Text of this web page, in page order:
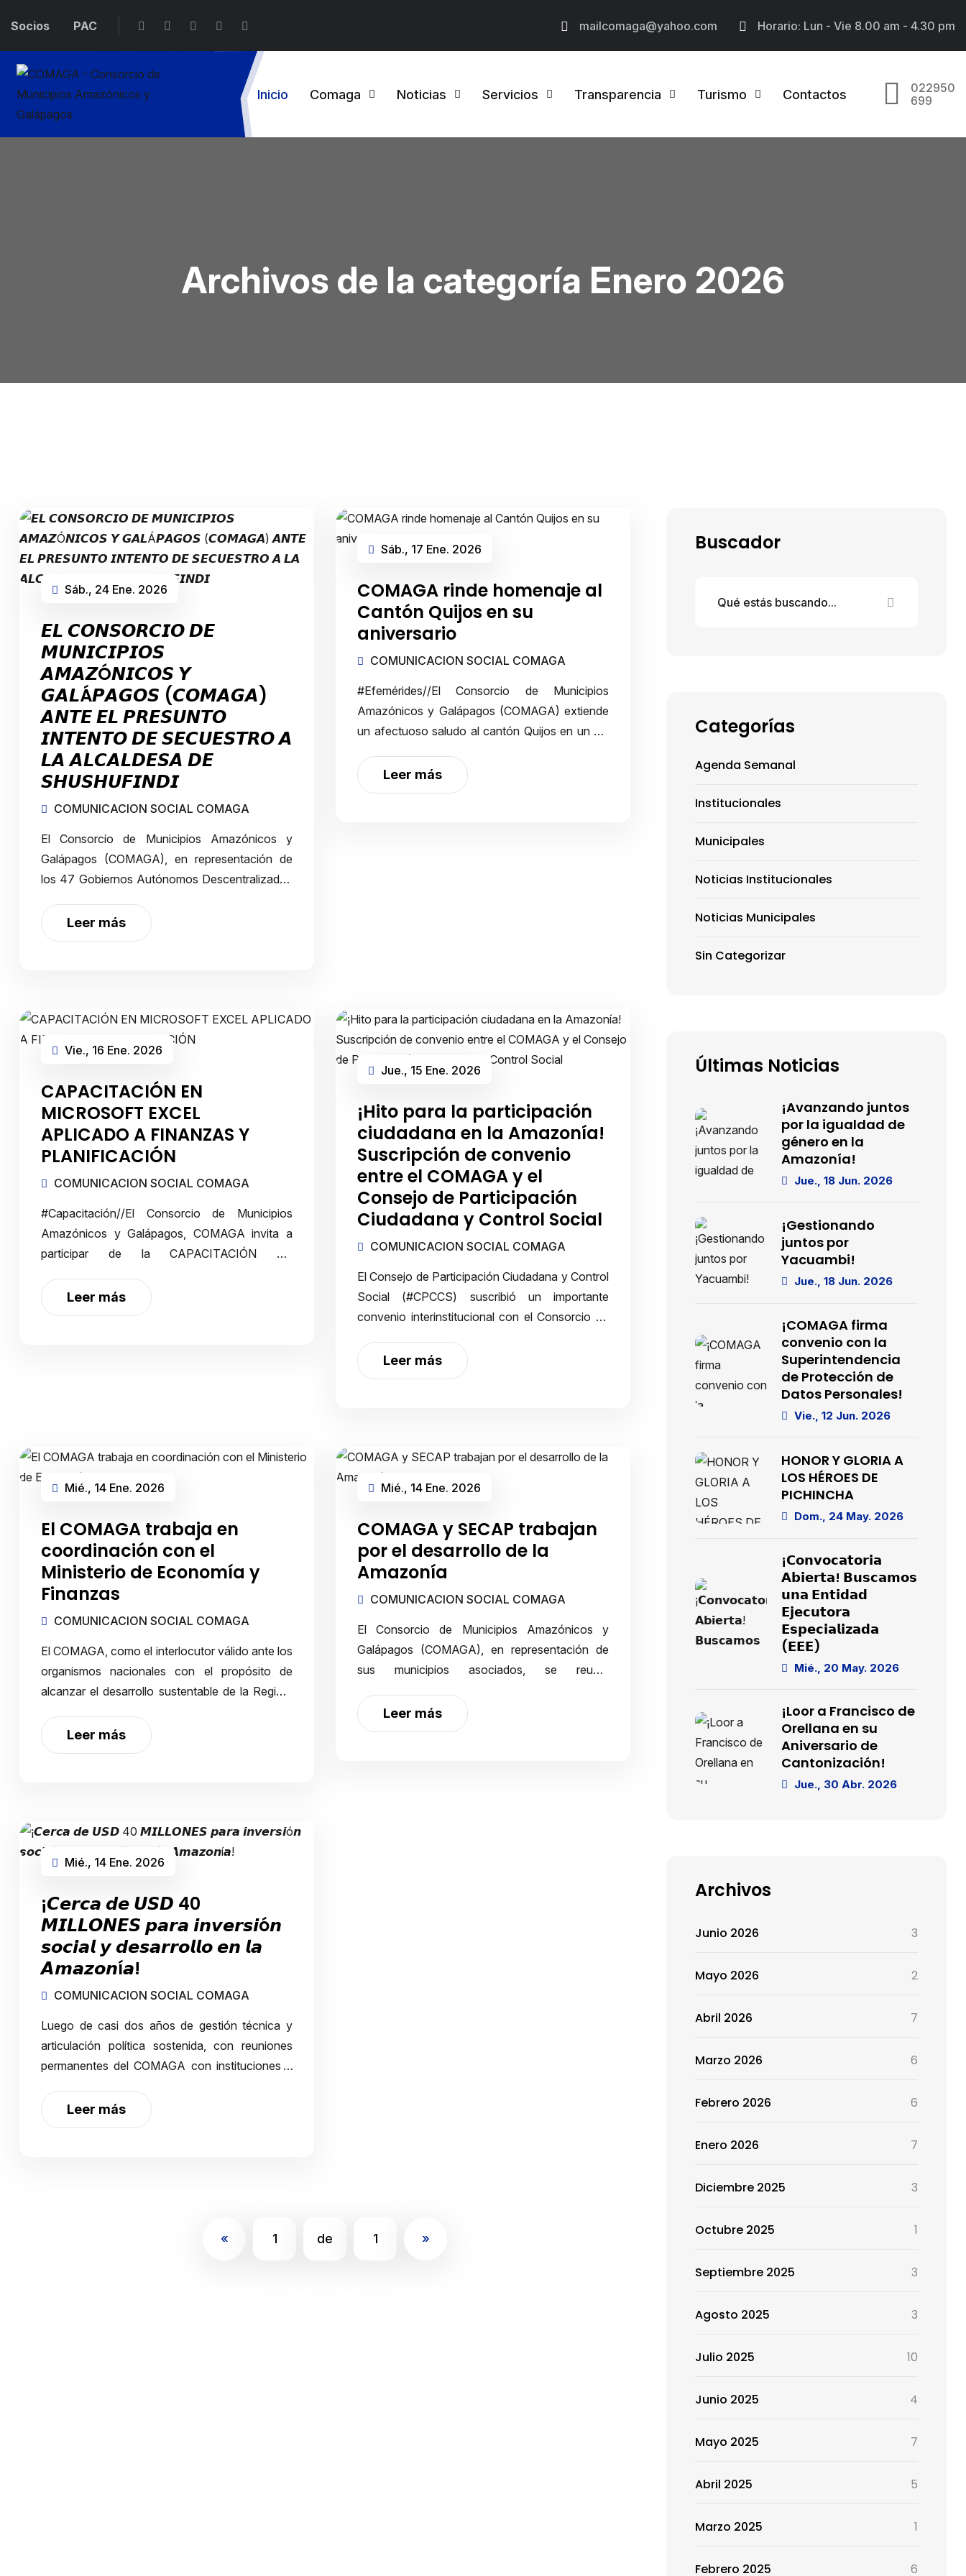
Socios PAC mailcomaga@yahoo.com Horario: Lun - Vie 8.00 am - 4.30 pm
Inicio Comaga Noticias Servicios Transparencia Turismo Contactos
022950
699
Archivos de la categoría Enero 2026
Sáb., 24 Ene. 2026
𝙀𝙇 𝘾𝙊𝙉𝙎𝙊𝙍𝘾𝙄𝙊 𝘿𝙀
𝙈𝙐𝙉𝙄𝘾𝙄𝙋𝙄𝙊𝙎
𝘼𝙈𝘼𝙕Ó𝙉𝙄𝘾𝙊𝙎 𝙔
𝙂𝘼𝙇Á𝙋𝘼𝙂𝙊𝙎 (𝘾𝙊𝙈𝘼𝙂𝘼)
𝘼𝙉𝙏𝙀 𝙀𝙇 𝙋𝙍𝙀𝙎𝙐𝙉𝙏𝙊
𝙄𝙉𝙏𝙀𝙉𝙏𝙊 𝘿𝙀 𝙎𝙀𝘾𝙐𝙀𝙎𝙏𝙍𝙊 𝘼
𝙇𝘼 𝘼𝙇𝘾𝘼𝙇𝘿𝙀𝙎𝘼 𝘿𝙀
𝙎𝙃𝙐𝙎𝙃𝙐𝙁𝙄𝙉𝘿𝙄
COMUNICACION SOCIAL COMAGA
El Consorcio de Municipios Amazónicos y
Galápagos (COMAGA), en representación de
los 47 Gobiernos Autónomos Descentralizados
solidaridad con la Mgs. Lorena Cajas, Alcaldesa
del cantón Shush…
Leer más
Sáb., 17 Ene. 2026
COMAGA rinde homenaje al
Cantón Quijos en su
aniversario
COMUNICACION SOCIAL COMAGA
#Efemérides//El Consorcio de Municipios
Amazónicos y Galápagos (COMAGA) extiende
un afectuoso saludo al cantón Quijos en un día
cantonización. Este 17 de enero, celebramos
junto a sus autor…
Leer más
Vie., 16 Ene. 2026
CAPACITACIÓN EN
MICROSOFT EXCEL
APLICADO A FINANZAS Y
PLANIFICACIÓN
COMUNICACION SOCIAL COMAGA
#Capacitación//El Consorcio de Municipios
Amazónicos y Galápagos, COMAGA invita a
participar de la CAPACITACIÓN EN
Y PLANIFICACIÓN para los Gobiernos
Autónomos Descentralizados asociados al
Leer más
Jue., 15 Ene. 2026
¡Hito para la participación
ciudadana en la Amazonía!
Suscripción de convenio
entre el COMAGA y el
Consejo de Participación
Ciudadana y Control Social
COMUNICACION SOCIAL COMAGA
El Consejo de Participación Ciudadana y Control
Social (#CPCCS) suscribió un importante
convenio interinstitucional con el Consorcio de
(@COMAGAEC), la Alcaldía de Puyo y la
Secretaría Intercultur…
Leer más
Mié., 14 Ene. 2026
El COMAGA trabaja en
coordinación con el
Ministerio de Economía y
Finanzas
COMUNICACION SOCIAL COMAGA
El COMAGA, como el interlocutor válido ante los
organismos nacionales con el propósito de
alcanzar el desarrollo sustentable de la Región,
del Ministerio de Finanzas para evaluar el fluj…
Leer más
Mié., 14 Ene. 2026
COMAGA y SECAP trabajan
por el desarrollo de la
Amazonía
COMUNICACION SOCIAL COMAGA
El Consorcio de Municipios Amazónicos y
Galápagos (COMAGA), en representación de
sus municipios asociados, se reunió
SECAP con el objetivo de establecer una hoja
de ruta estratégica para…
Leer más
Mié., 14 Ene. 2026
¡𝘾𝙚𝙧𝙘𝙖 𝙙𝙚 𝙐𝙎𝘿 40
𝙈𝙄𝙇𝙇𝙊𝙉𝙀𝙎 𝙥𝙖𝙧𝙖 𝙞𝙣𝙫𝙚𝙧𝙨𝙞ó𝙣
𝙨𝙤𝙘𝙞𝙖𝙡 𝙮 𝙙𝙚𝙨𝙖𝙧𝙧𝙤𝙡𝙡𝙤 𝙚𝙣 𝙡𝙖
𝘼𝙢𝙖𝙯𝙤𝙣í𝙖!
COMUNICACION SOCIAL COMAGA
Luego de casi dos años de gestión técnica y
articulación política sostenida, con reuniones
permanentes del COMAGA con instituciones y
al Reglamento General de la Ley de Minería,
infor…
Leer más
« 1 de 1 »
Buscador
Categorías
Agenda Semanal
Institucionales
Municipales
Noticias Institucionales
Noticias Municipales
Sin Categorizar
Últimas Noticias
¡Avanzando juntos
por la igualdad de
género en la
Amazonía!
Jue., 18 Jun. 2026
¡Gestionando
juntos por
Yacuambi!
Jue., 18 Jun. 2026
¡COMAGA firma
convenio con la
Superintendencia
de Protección de
Datos Personales!
Vie., 12 Jun. 2026
HONOR Y GLORIA A
LOS HÉROES DE
PICHINCHA
Dom., 24 May. 2026
¡𝗖𝗼𝗻𝘃𝗼𝗰𝗮𝘁𝗼𝗿𝗶𝗮
𝗔𝗯𝗶𝗲𝗿𝘁𝗮! 𝗕𝘂𝘀𝗰𝗮𝗺𝗼𝘀
𝘂𝗻𝗮 𝗘𝗻𝘁𝗶𝗱𝗮𝗱
𝗘𝗷𝗲𝗰𝘂𝘁𝗼𝗿𝗮
𝗘𝘀𝗽𝗲𝗰𝗶𝗮𝗹𝗶𝘇𝗮𝗱𝗮
(𝗘𝗘𝗘)
Mié., 20 May. 2026
¡Loor a Francisco de
Orellana en su
Aniversario de
Cantonización!
Jue., 30 Abr. 2026
Archivos
Junio 2026 3
Mayo 2026 2
Abril 2026 7
Marzo 2026 6
Febrero 2026 6
Enero 2026 7
Diciembre 2025 3
Octubre 2025 1
Septiembre 2025 3
Agosto 2025 3
Julio 2025 10
Junio 2025 4
Mayo 2025 7
Abril 2025 5
Marzo 2025 1
Febrero 2025 6